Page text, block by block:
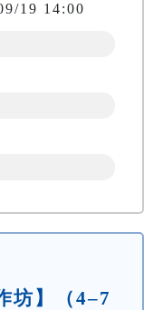
19 14:00
坊】（4–7